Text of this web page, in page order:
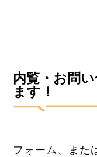
内覧・お問
ます！
フォーム、また